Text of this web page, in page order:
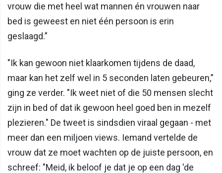
vrouw die met heel wat mannen én vrouwen naar
bed is geweest en niet één persoon is erin
geslaagd.”
"Ik kan gewoon niet klaarkomen tijdens de daad,
maar kan het zelf wel in 5 seconden laten gebeuren,”
ging ze verder. "Ik weet niet of die 50 mensen slecht
zijn in bed of dat ik gewoon heel goed ben in mezelf
plezieren." De tweet is sindsdien viraal gegaan - met
meer dan een miljoen views. Iemand vertelde de
vrouw dat ze moet wachten op de juiste persoon, en
schreef: "Meid, ik beloof je dat je op een dag 'de